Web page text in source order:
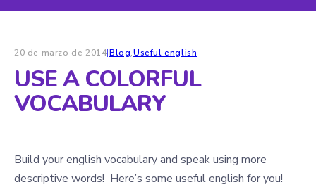
20 de marzo de 2014|Blog,Useful english
USE A COLORFUL
VOCABULARY
Build your english vocabulary and speak using more
descriptive words! Here’s some useful english for you!